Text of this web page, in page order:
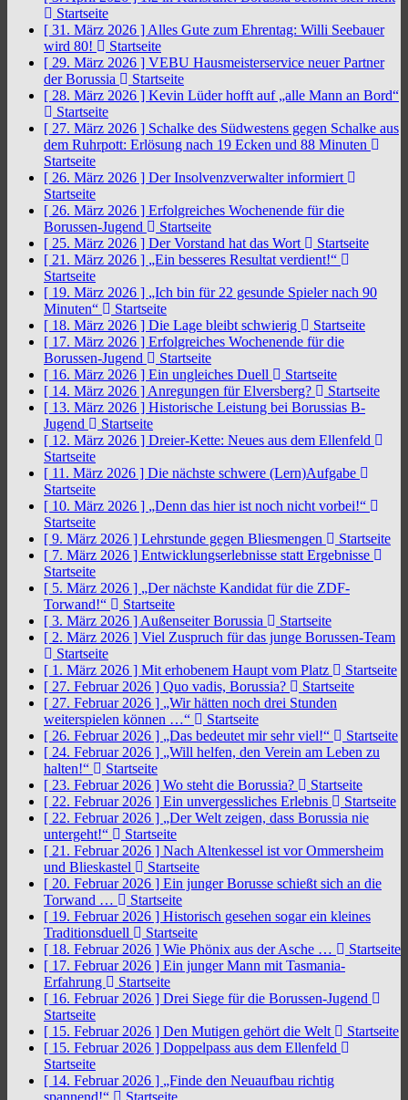
Startseite
[ 31. März 2026 ] Alles Gute zum Ehrentag: Willi Seebauer
wird 80!
Startseite
[ 29. März 2026 ] VEBU Hausmeisterservice neuer Partner
der Borussia
Startseite
[ 28. März 2026 ] Kevin Lüder hofft auf „alle Mann an Bord“
Startseite
[ 27. März 2026 ] Schalke des Südwestens gegen Schalke aus
dem Ruhrpott: Erlösung nach 19 Ecken und 88 Minuten
Startseite
[ 26. März 2026 ] Der Insolvenzverwalter informiert
Startseite
[ 26. März 2026 ] Erfolgreiches Wochenende für die
Borussen-Jugend
Startseite
[ 25. März 2026 ] Der Vorstand hat das Wort
Startseite
[ 21. März 2026 ] „Ein besseres Resultat verdient!“
Startseite
[ 19. März 2026 ] „Ich bin für 22 gesunde Spieler nach 90
Minuten“
Startseite
[ 18. März 2026 ] Die Lage bleibt schwierig
Startseite
[ 17. März 2026 ] Erfolgreiches Wochenende für die
Borussen-Jugend
Startseite
[ 16. März 2026 ] Ein ungleiches Duell
Startseite
[ 14. März 2026 ] Anregungen für Elversberg?
Startseite
[ 13. März 2026 ] Historische Leistung bei Borussias B-
Jugend
Startseite
[ 12. März 2026 ] Dreier-Kette: Neues aus dem Ellenfeld
Startseite
[ 11. März 2026 ] Die nächste schwere (Lern)Aufgabe
Startseite
[ 10. März 2026 ] „Denn das hier ist noch nicht vorbei!“
Startseite
[ 9. März 2026 ] Lehrstunde gegen Bliesmengen
Startseite
[ 7. März 2026 ] Entwicklungserlebnisse statt Ergebnisse
Startseite
[ 5. März 2026 ] „Der nächste Kandidat für die ZDF-
Torwand!“
Startseite
[ 3. März 2026 ] Außenseiter Borussia
Startseite
[ 2. März 2026 ] Viel Zuspruch für das junge Borussen-Team
Startseite
[ 1. März 2026 ] Mit erhobenem Haupt vom Platz
Startseite
[ 27. Februar 2026 ] Quo vadis, Borussia?
Startseite
[ 27. Februar 2026 ] „Wir hätten noch drei Stunden
weiterspielen können …“
Startseite
[ 26. Februar 2026 ] „Das bedeutet mir sehr viel!“
Startseite
[ 24. Februar 2026 ] „Will helfen, den Verein am Leben zu
halten!“
Startseite
[ 23. Februar 2026 ] Wo steht die Borussia?
Startseite
[ 22. Februar 2026 ] Ein unvergessliches Erlebnis
Startseite
[ 22. Februar 2026 ] „Der Welt zeigen, dass Borussia nie
untergeht!“
Startseite
[ 21. Februar 2026 ] Nach Altenkessel ist vor Ommersheim
und Blieskastel
Startseite
[ 20. Februar 2026 ] Ein junger Borusse schießt sich an die
Torwand …
Startseite
[ 19. Februar 2026 ] Historisch gesehen sogar ein kleines
Traditionsduell
Startseite
[ 18. Februar 2026 ] Wie Phönix aus der Asche …
Startseite
[ 17. Februar 2026 ] Ein junger Mann mit Tasmania-
Erfahrung
Startseite
[ 16. Februar 2026 ] Drei Siege für die Borussen-Jugend
Startseite
[ 15. Februar 2026 ] Den Mutigen gehört die Welt
Startseite
[ 15. Februar 2026 ] Doppelpass aus dem Ellenfeld
Startseite
[ 14. Februar 2026 ] „Finde den Neuaufbau richtig
spannend!“
Startseite